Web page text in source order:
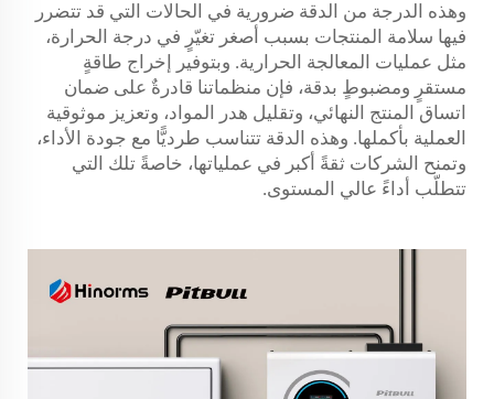
وهذه الدرجة من الدقة ضرورية في الحالات التي قد تتضرر
فيها سلامة المنتجات بسبب أصغر تغيّرٍ في درجة الحرارة،
مثل عمليات المعالجة الحرارية. وبتوفير إخراج طاقةٍ
مستقرٍ ومضبوطٍ بدقة، فإن منظماتنا قادرةٌ على ضمان
اتساق المنتج النهائي، وتقليل هدر المواد، وتعزيز موثوقية
العملية بأكملها. وهذه الدقة تتناسب طرديًّا مع جودة الأداء،
وتمنح الشركات ثقةً أكبر في عملياتها، خاصةً تلك التي
تتطلّب أداءً عالي المستوى.